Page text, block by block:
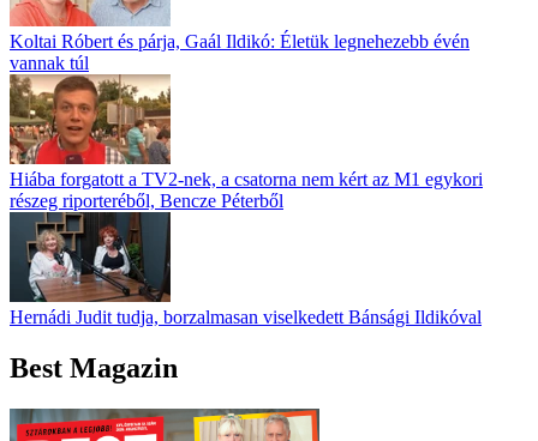
Koltai Róbert és párja, Gaál Ildikó: Életük legnehezebb évén
vannak túl
Hiába forgatott a TV2-nek, a csatorna nem kért az M1 egykori
részeg riporteréből, Bencze Péterből
Hernádi Judit tudja, borzalmasan viselkedett Bánsági Ildikóval
Best Magazin